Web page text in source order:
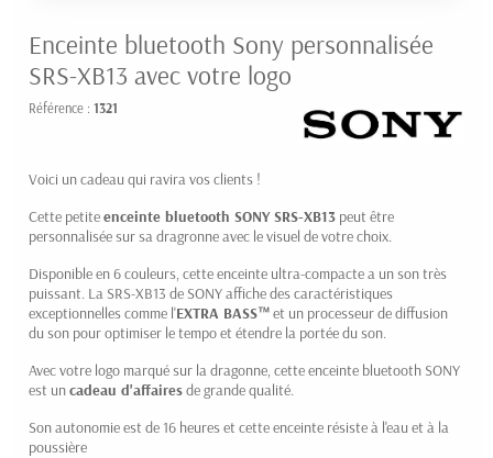
Enceinte bluetooth Sony personnalisée
SRS-XB13 avec votre logo
Référence : 1321
Voici un cadeau qui ravira vos clients !
Cette petiteenceinte bluetooth SONY SRS-XB13 peut être
personnalisée sur sa dragronne avec le visuel de votre choix.
Disponible en 6 couleurs, cette enceinte ultra-compacte a un son très
puissant. La SRS-XB13 de SONY affiche des caractéristiques
exceptionnelles comme l'EXTRA BASS™et un processeur de diffusion
du son pour optimiser le tempo et étendre la portée du son.
Avec votre logo marqué sur la dragonne, cette enceinte bluetooth SONY
est uncadeau d'affairesde grande qualité.
Son autonomie est de 16 heures et cette enceinte résiste à l'eau et à la
poussière